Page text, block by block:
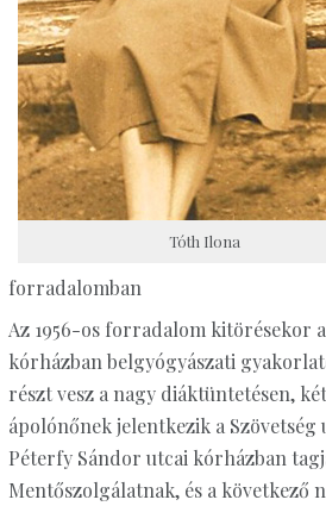
Tóth Ilona
forradalomban
Az 1956-os forradalom kitörésekor
kórházban belgyógyászati
részt vesz a nagy diáktüntetésen,
ápolónőnek jelentkezik a Szövetség
Péterfy Sándor utcai kórházban
Mentőszolgálatnak, és a következő